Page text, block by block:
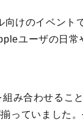
けのイベント
ユーザの日常
み合わせるこ
っていました